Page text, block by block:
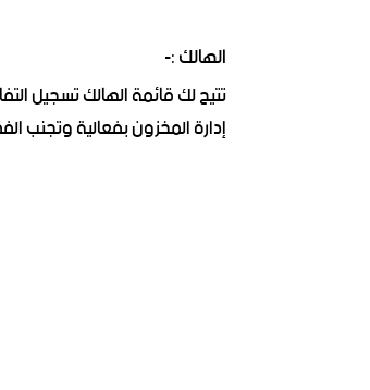
الهالك :-
تتيح لك قائمة الهالك تسجيل
إدارة المخزون بفعالية وتجنب